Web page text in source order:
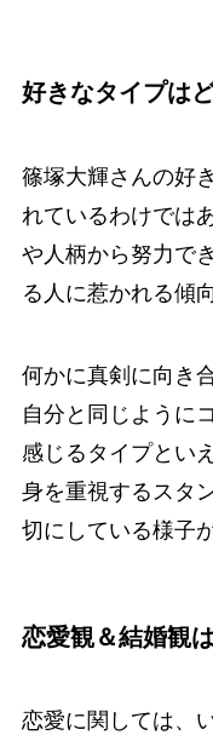
好きなタイプは
篠塚大輝さんの好
れているわけでは
や人柄から努力で
る人に惹かれる傾
何かに真剣に向き
自分と同じように
感じるタイプとい
身を重視するスタ
切にしている様子
恋愛観＆結婚観
恋愛に関しては、